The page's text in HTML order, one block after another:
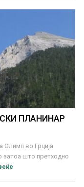
ПЛАНИНАР
Олимп во Грција
затоа што претходно